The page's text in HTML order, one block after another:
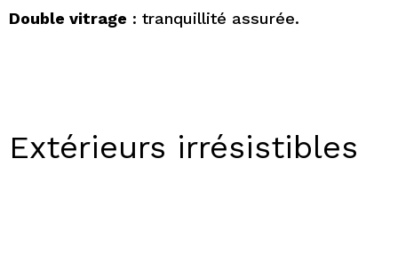
Double vitrage : tranquillité assurée.
Extérieurs irrésistibles